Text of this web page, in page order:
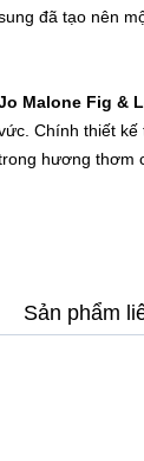
đã tạo nên
Malone Fig &
Chính thiết
hương thơm
Sản phẩm